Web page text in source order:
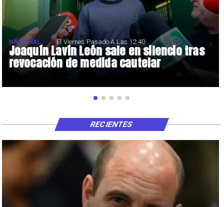
Joaquín Lavín León sale en silencio tras
revocación de medida cautelar
NACIONAL El Viernes Pasado A Las 12:40
RECIENTES